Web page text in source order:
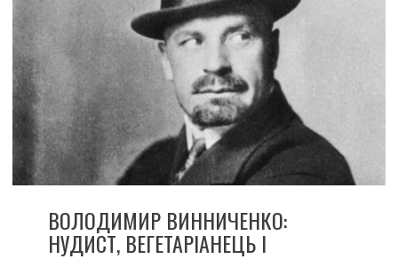
ВОЛОДИМИР ВИННИЧЕНКО:
НУДИСТ, ВЕГЕТАРІАНЕЦЬ І